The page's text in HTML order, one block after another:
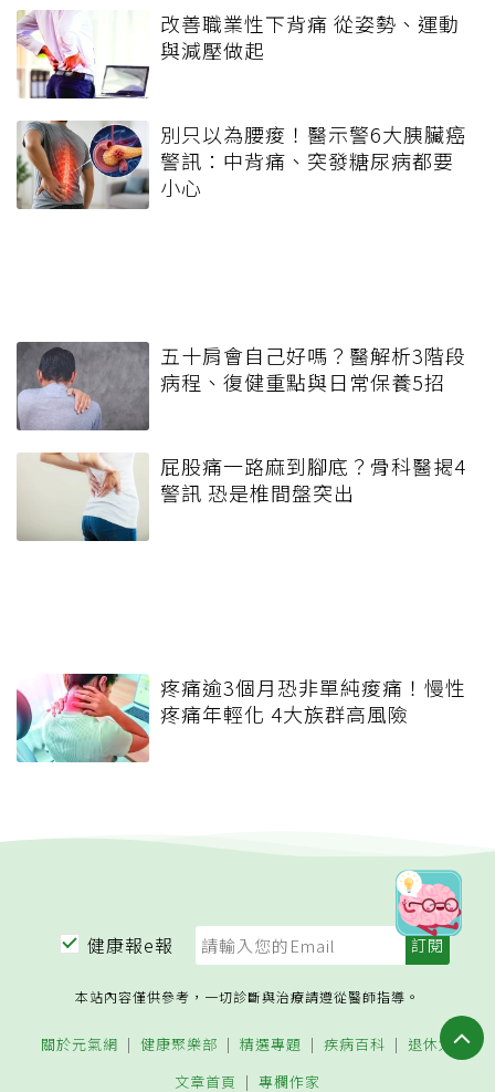
改善職業性下背痛 從姿勢、運動
與減壓做起
別只以為腰痠！醫示警6大胰臟癌
警訊：中背痛、突發糖尿病都要
小心
五十肩會自己好嗎？醫解析3階段
病程、復健重點與日常保養5招
屁股痛一路麻到腳底？骨科醫揭4
警訊 恐是椎間盤突出
疼痛逾3個月恐非單純痠痛！慢性
疼痛年輕化 4大族群高風險
健康報e報
本站內容僅供參考，一切診斷與治療請遵從醫師指導。
關於元氣網 健康聚樂部 精選專題 疾病百科
退休力
文章首頁
專欄作家